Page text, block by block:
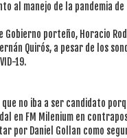
al manejo de la pandemia
Gobierno porteño, Horacio
Quirós, a pesar de los
19.
no iba a ser candidato
en FM Milenium en
por Daniel Gollan como